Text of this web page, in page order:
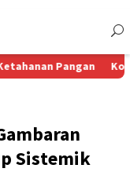
Komisi 4 DPRD
Sistemik